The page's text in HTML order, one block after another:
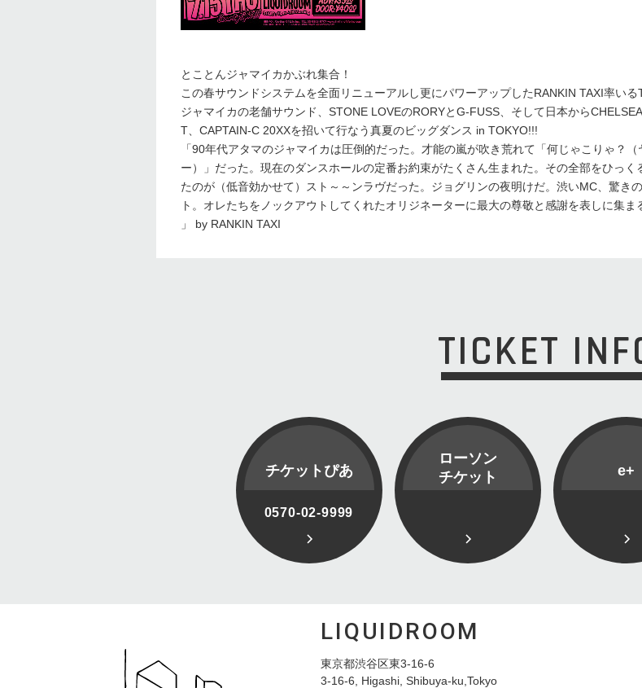
とことんジャマイカかぶれ集合！
この春サウンドシステムを全面リニューアルし更にパワーアップしたRANKIN TAXI率いる
ジャマイカの老舗サウンド、STONE LOVEのRORYとG-FUSS、そして日本から
T、CAPTAIN-C 20XXを招いて行なう真夏のビッグダンス in TOKYO!!!
「90年代アタマのジャマイカは圧倒的だった。才能の嵐が吹き荒れて「何じゃこりゃ？（
ー）」だった。現在のダンスホールの定番お約束がたくさん生まれた。その全部をひっく
たのが（低音効かせて）スト～～ンラヴだった。ジョグリンの夜明けだ。渋いMC、驚き
ト。オレたちをノックアウトしてくれたオリジネーターに最大の尊敬と感謝を表しに集ま
」 by RANKIN TAXI
TICKET
チケットぴあ
0570-02-9999
ローソン
チケット
e+
LIQUIDROOM
東京都渋谷区東3-16-6
3-16-6, Higashi, Shibuya-ku,Tokyo